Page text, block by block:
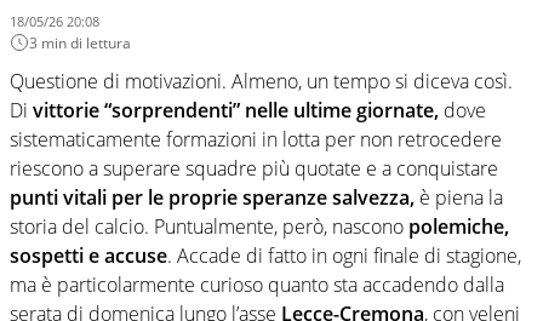
18/05/26 20:08
3 min di lettura
Questione di motivazioni. Almeno, un tempo si diceva così.
Di vittorie “sorprendenti” nelle ultime giornate, dove
sistematicamente formazioni in lotta per non retrocedere
riescono a superare squadre più quotate e a conquistare
punti vitali per le proprie speranze salvezza, è piena la
storia del calcio. Puntualmente, però, nascono polemiche,
sospetti e accuse. Accade di fatto in ogni finale di stagione,
ma è particolarmente curioso quanto sta accadendo dalla
serata di domenica lungo l’asse Lecce-Cremona, con veleni